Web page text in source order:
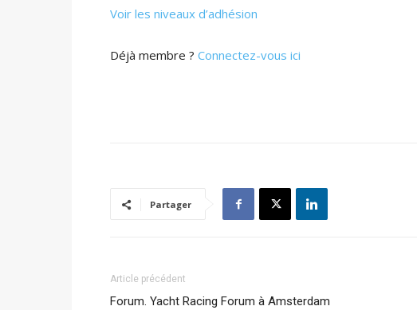
Voir les niveaux d’adhésion
Déjà membre ? Connectez-vous ici
Partager
Article précédent
Forum. Yacht Racing Forum à Amsterdam